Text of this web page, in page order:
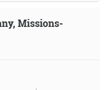
Missions-